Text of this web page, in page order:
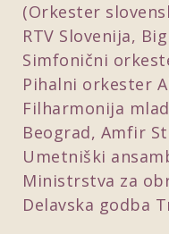
(Orkester
RTV Slovenija,
Simfonični
Pihalni orkester
Filharmonija
Beograd, Amfir
Umetniški
Ministrstva za
Delavska godba